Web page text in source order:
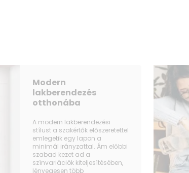
Modern
lakberendezés
otthonába
A modern lakberendezési
stílust a szakértők előszeretettel
emlegetik egy lapon a
minimál irányzattal. Ám előbbi
szabad kezet ad a
színvariációk kiteljesítésében,
lényegesen több